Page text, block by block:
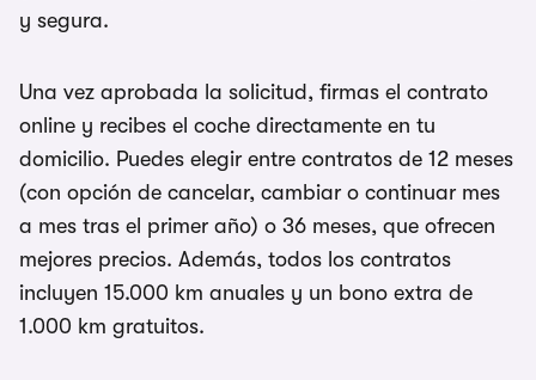
y segura.
Una vez aprobada la solicitud, firmas el contrato
online y recibes el coche directamente en tu
domicilio. Puedes elegir entre contratos de 12 meses
(con opción de cancelar, cambiar o continuar mes
a mes tras el primer año) o 36 meses, que ofrecen
mejores precios. Además, todos los contratos
incluyen 15.000 km anuales y un bono extra de
1.000 km gratuitos.